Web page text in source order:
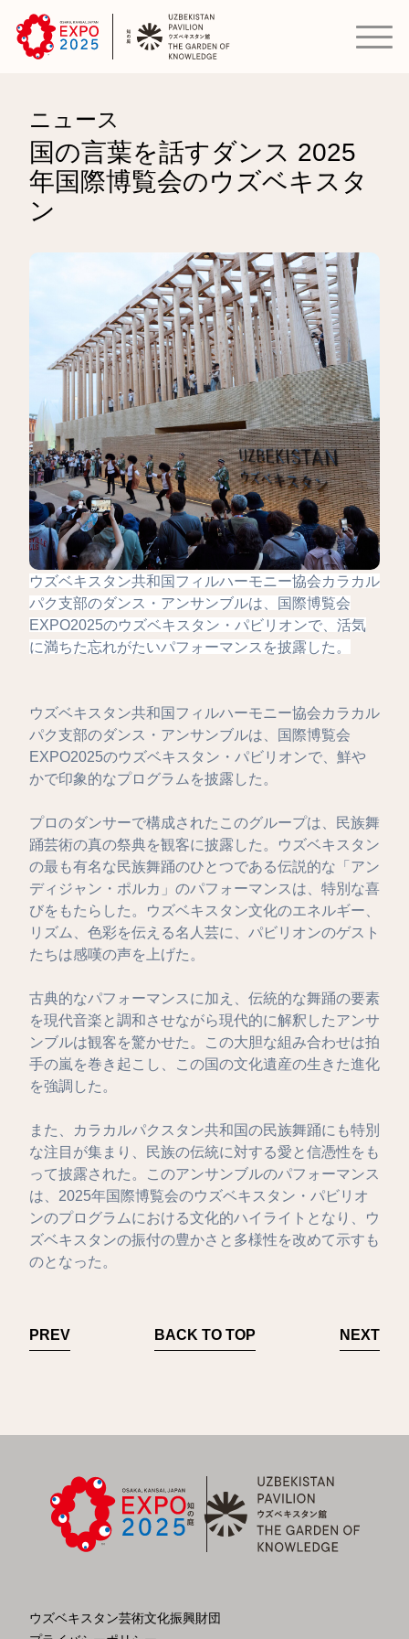
ニュース
国の言葉を話すダンス 2025
年国際博覧会のウズベキスタ
ン
ウズベキスタン共和国フィルハーモニー協会カラカル
パク支部のダンス・アンサンブルは、国際博覧会
EXPO2025のウズベキスタン・パビリオンで、活気
に満ちた忘れがたいパフォーマンスを披露した。
ウズベキスタン共和国フィルハーモニー協会カラカル
パク支部のダンス・アンサンブルは、国際博覧会
EXPO2025のウズベキスタン・パビリオンで、鮮や
かで印象的なプログラムを披露した。
プロのダンサーで構成されたこのグループは、民族舞
踊芸術の真の祭典を観客に披露した。ウズベキスタン
の最も有名な民族舞踊のひとつである伝説的な「アン
ディジャン・ポルカ」のパフォーマンスは、特別な喜
びをもたらした。ウズベキスタン文化のエネルギー、
リズム、色彩を伝える名人芸に、パビリオンのゲスト
たちは感嘆の声を上げた。
古典的なパフォーマンスに加え、伝統的な舞踊の要素
を現代音楽と調和させながら現代的に解釈したアンサ
ンブルは観客を驚かせた。この大胆な組み合わせは拍
手の嵐を巻き起こし、この国の文化遺産の生きた進化
を強調した。
また、カラカルパクスタン共和国の民族舞踊にも特別
な注目が集まり、民族の伝統に対する愛と信憑性をも
って披露された。このアンサンブルのパフォーマンス
は、2025年国際博覧会のウズベキスタン・パビリオ
ンのプログラムにおける文化的ハイライトとなり、ウ
ズベキスタンの振付の豊かさと多様性を改めて示すも
のとなった。
PREV BACK TO TOP NEXT
ウズベキスタン芸術文化振興財団